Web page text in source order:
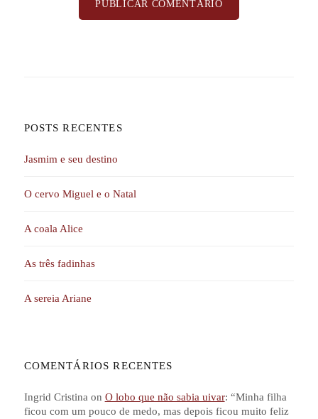
POSTS RECENTES
Jasmim e seu destino
O cervo Miguel e o Natal
A coala Alice
As três fadinhas
A sereia Ariane
COMENTÁRIOS RECENTES
Ingrid Cristinaon O lobo que não sabia uivar: “Minha filha
ficou com um pouco de medo, mas depois ficou muito feliz